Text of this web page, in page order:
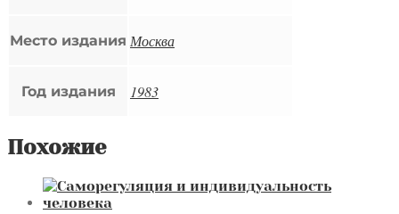
Место издания Москва
Год издания 1983
Похожие